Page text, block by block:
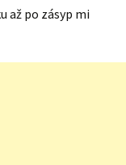
až po zásyp mi